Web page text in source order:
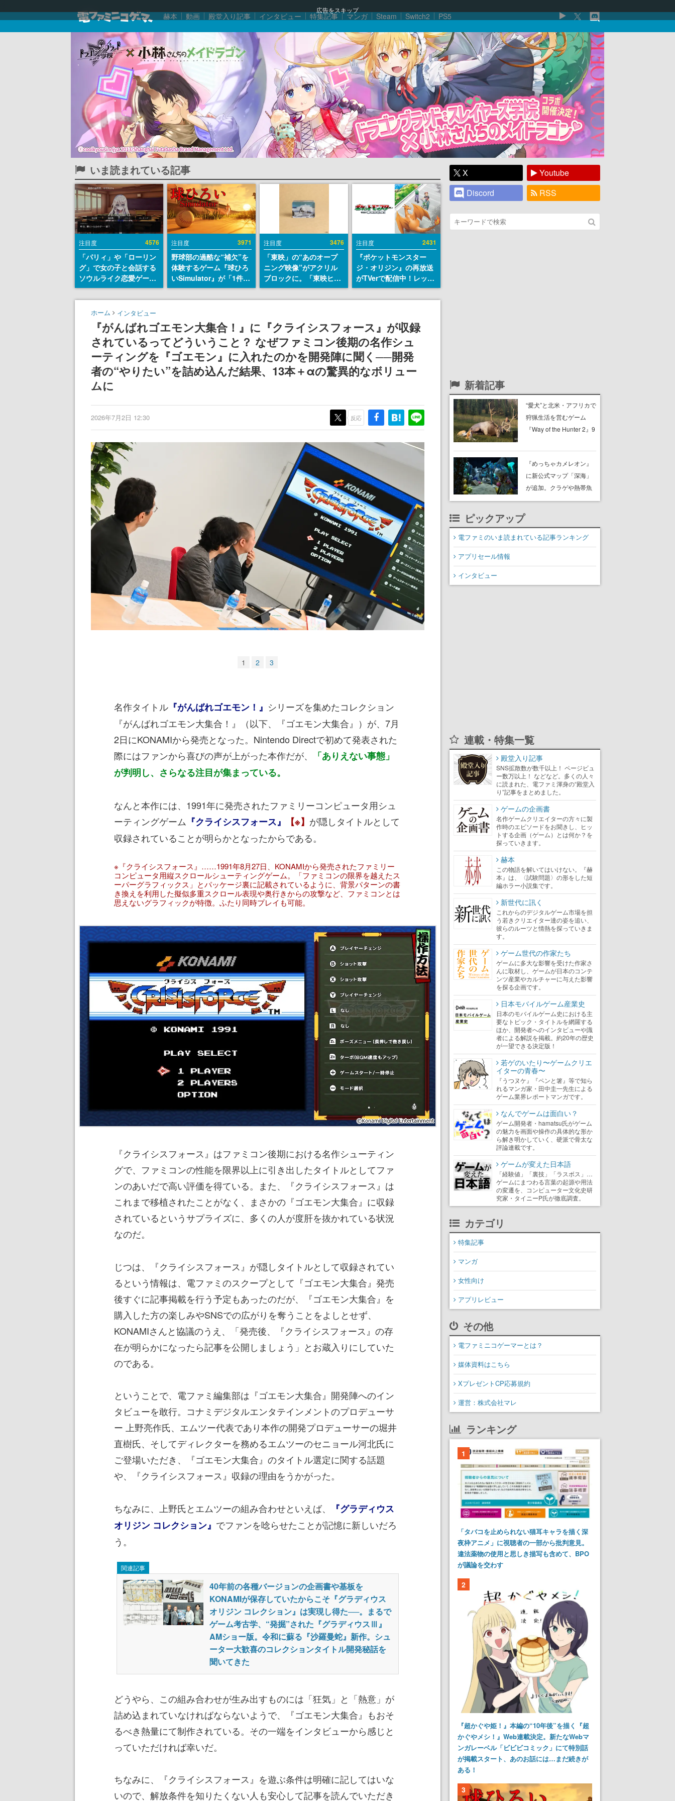
広告をスキップ
赫本 動画 殿堂入り記事 インタビュー 特集記事 マンガ Steam Switch2 PS5
いま読まれている記事
注目度 4576
「パリィ」や「ローリン
グ」で女の子と会話する
ソウルライク恋愛ゲーム
『小早川さんはソウルラ
イク』無料公開。返事に
失敗すると「YOU
DIED」
注目度 3971
野球部の過酷な“補欠”を
体験するゲーム『球ひろ
いSimulator』が「1件」
のウィッシュリストをも
とにチェコ語に対応し
ダム・カム』開発元やチ
ェコのプロ野球選手から
称賛の声
注目度 3476
「東映」の“あのオープ
ニング映像”がアクリル
ブロックに。「東映ヒス
トリカル グッズコレクシ
ョン」が8月下旬より発
注目度 2431
『ポケットモンスター
ジ・オリジン』の再放送
がTVerで配信中！レッド
（CV：竹内順子）が主人
公のオリジナルアニメ
ホーム インタビュー
『がんばれゴエモン大集合！』に『クライシスフォース』が収録
されているってどういうこと？ なぜファミコン後期の名作シュ
ーティングを『ゴエモン』に入れたのかを開発陣に聞く──開発
者の“やりたい”を詰め込んだ結果、13本＋αの驚異的なボリュー
ムに
2026年7月2日 12:30 反応
1 2 3
名作タイトル 『がんばれゴエモン！』 シリーズを集めたコレクション
『がんばれゴエモン大集合！』（以下、『ゴエモン大集合』）が、7月
2日にKONAMIから発売となった。Nintendo Directで初めて発表された
際にはファンから喜びの声が上がった本作だが、
「ありえない事態」
が判明し、さらなる注目が集まっている。
なんと本作には、1991年に発売されたファミリーコンピュータ用シュ
ーティングゲーム 『クライシスフォース』 【※】 が隠しタイトルとして
収録されていることが明らかとなったからである。
※『クライシスフォース』……1991年8月27日、KONAMIから発売されたファミリー
コンピュータ用縦スクロールシューティングゲーム。「ファミコンの限界を越えたス
ーパーグラフィックス」とパッケージ裏に記載されているように、背景パターンの書
き換えを利用した擬似多重スクロール表現や奥行きからの攻撃など、ファミコンとは
思えないグラフィックが特徴。ふたり同時プレイも可能。
『クライシスフォース』はファミコン後期における名作シューティン
グで、ファミコンの性能を限界以上に引き出したタイトルとしてファ
ンのあいだで高い評価を得ている。また、『クライシスフォース』は
これまで移植されたことがなく、まさかの『ゴエモン大集合』に収録
されているというサプライズに、多くの人が度肝を抜かれている状況
なのだ。
じつは、『クライシスフォース』が隠しタイトルとして収録されてい
るという情報は、電ファミのスクープとして『ゴエモン大集合』発売
後すぐに記事掲載を行う予定もあったのだが、『ゴエモン大集合』を
購入した方の楽しみやSNSでの広がりを奪うことをよしとせず、
KONAMIさんと協議のうえ、「発売後、『クライシスフォース』の存
在が明らかになったら記事を公開しましょう」とお蔵入りにしていた
のである。
ということで、電ファミ編集部は『ゴエモン大集合』開発陣へのイン
タビューを敢行。コナミデジタルエンタテインメントのプロデューサ
ー 上野亮作氏、エムツー代表であり本作の開発プロデューサーの堀井
直樹氏、そしてディレクターを務めるエムツーのセニョール河北氏に
ご登場いただき、『ゴエモン大集合』のタイトル選定に関する話題
や、『クライシスフォース』収録の理由をうかがった。
ちなみに、上野氏とエムツーの組み合わせといえば、
『グラディウス
オリジン コレクション』 でファンを唸らせたことが記憶に新しいだろ
う。
関連記事
40年前の各種バージョンの企画書や基板を
KONAMIが保存していたからこそ『グラディウス
オリジン コレクション』は実現し得た──。まるで
ゲーム考古学、“発掘”された『グラディウスⅢ』
AMショー版。令和に蘇る『沙羅曼蛇』新作。シュ
ーター大歓喜のコレクションタイトル開発秘話を
聞いてきた
どうやら、この組み合わせが生み出すものには「狂気」と「熱意」が
詰め込まれていなければならないようで、『ゴエモン大集合』もおそ
るべき熱量にて制作されている。その一端をインタビューから感じと
っていただければ幸いだ。
ちなみに、『クライシスフォース』を遊ぶ条件は明確に記してはいな
いので、解放条件を知りたくない人も安心して記事を読んでいただき
X
Youtube
Discord
RSS
新着記事
“愛犬”と北米・アフリカで
狩猟生活を営むゲーム
『Way of the Hunter 2』9
定。猟犬は動物を追跡し
てくれる忠実な相棒とし
て登場し、冒険を重ねる
と成長する。記念撮影も
可能
『めっちゃカメレオン』
に新公式マップ「深海」
が追加。クラゲや熱帯魚
が泳ぎ、海底にはサンゴ
ピックアップ
電ファミのいま読まれている記事ランキング
アプリセール情報
インタビュー
連載・特集一覧
殿堂入り記事
SNS拡散数が数千以上！ ページビュ
ー数万以上！ などなど。多くの人々
に読まれた、電ファミ渾身の“殿堂入
り”記事をまとめました。
ゲームの企画書
名作ゲームクリエイターの方々に製
作時のエピソードをお聞きし、ヒッ
トする企画（ゲーム）とは何か？を
探っていきます。
赫本
この物語を解いてはいけない。『赫
本』は、〈試験問題〉の形をした短
編ホラー小説集です。
新世代に訊く
これからのデジタルゲーム市場を担
う若きクリエイター達の姿を追い、
彼らのルーツと情熱を探っていきま
す。
ゲーム世代の作家たち
ゲームに多大な影響を受けた作家さ
んに取材し、ゲームが日本のコンテ
ンツ産業やカルチャーに与えた影響
を探る企画です。
日本モバイルゲーム産業史
日本のモバイルゲーム史における主
要なトピック・タイトルを網羅する
ほか、開発者へのインタビューや識
者による解説を掲載。約20年の歴史
が一望できる決定版！
若ゲのいたり〜ゲームクリエ
イターの青春〜
『うつヌケ』『ペンと箸』等で知ら
れるマンガ家・田中圭一先生による
ゲーム業界レポートマンガです。
なんでゲームは面白い？
ゲーム開発者・hamatsu氏がゲーム
の魅力を画面や操作の具体的な形か
ら解き明かしていく、硬派で骨太な
評論連載です。
ゲームが変えた日本語
「経験値」「裏技」「ラスボス」…
ゲームにまつわる言葉の起源や用法
の変遷を、コンピューター文化史研
究家・タイニーP氏が徹底調査。
カテゴリ
特集記事
マンガ
女性向け
アプリレビュー
その他
電ファミニコゲーマーとは？
媒体資料はこちら
XプレゼントCP応募規約
運営：株式会社マレ
ランキング
1
「タバコを止められない猫耳キャラを描く深
夜枠アニメ」に視聴者の一部から批判意見。
違法薬物の使用と思しき描写も含めて、BPO
が議論を交わす
2
『超かぐや姫！』本編の“10年後”を描く『超
かぐやメシ！』Web連載決定。新たなWebマ
ンガレーベル「ビビビコミック」にて特別話
が掲載スタート、あのお話には…まだ続きが
ある！
3